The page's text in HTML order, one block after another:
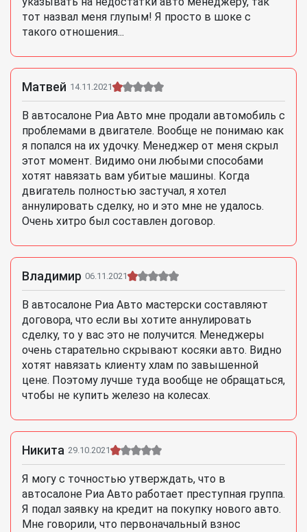
тот назвал меня глупым! Я просто в шоке с
такого отношения...
Матвей 14.11.2021
В автосалоне Риа Авто мне продали автомобиль с
проблемами в двигателе. Вообще не понимаю как
я попался на их удочку. Менеджер от меня скрыл
этот момент. Видимо они любыми способами
хотят навязать вам убитые машины. Когда
двигатель полностью застучал, я хотел
аннулировать сделку, но и это мне не удалось.
Очень хитро был составлен договор.
Владимир 06.11.2021
В автосалоне Риа Авто мастерски составляют
договора, что если вы хотите аннулировать
сделку, то у вас это не получится. Менеджеры
очень старательно скрывают косяки авто. Видно
хотят навязать клиенту хлам по завышенной
цене. Поэтому лучше туда вообще не обращаться,
чтобы не купить железо на колесах.
Никита 29.10.2021
Я могу с точностью утверждать, что в
автосалоне Риа Авто работает преступная группа.
Я подал заявку на кредит на покупку нового авто.
Мне говорили, что первоначальный взнос